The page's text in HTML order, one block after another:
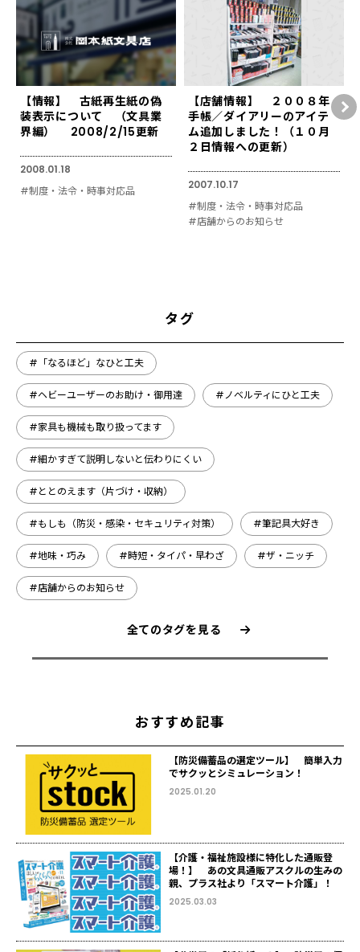
【情報】 古紙再生紙の偽
装表示について （文具業
界編） 2008/2/15更新
2008.01.18
#制度・法令・時事対応品
【店舗情報】 ２００８年
手帳／ダイアリーのアイテ
ム追加しました！（１０月
２日情報への更新）
2007.10.17
#制度・法令・時事対応品
#店舗からのお知らせ
タグ
#「なるほど」なひと工夫
#ヘビーユーザーのお助け・御用達 #ノベルティにひと工夫
#家具も機械も取り扱ってます
#細かすぎて説明しないと伝わりにくい
#ととのえます（片づけ・収納）
#もしも（防災・感染・セキュリティ対策） #筆記具大好き
#地味・巧み #時短・タイパ・早わざ #ザ・ニッチ
#店舗からのお知らせ
全てのタグを見る
おすすめ記事
【防災備蓄品の選定ツール】 簡単入力
でサクッとシミュレーション！
2025.01.20
【介護・福祉施設様に特化した通販登
場！】 あの文具通販アスクルの生みの
親、プラス社より「スマート介護」！
2025.03.03